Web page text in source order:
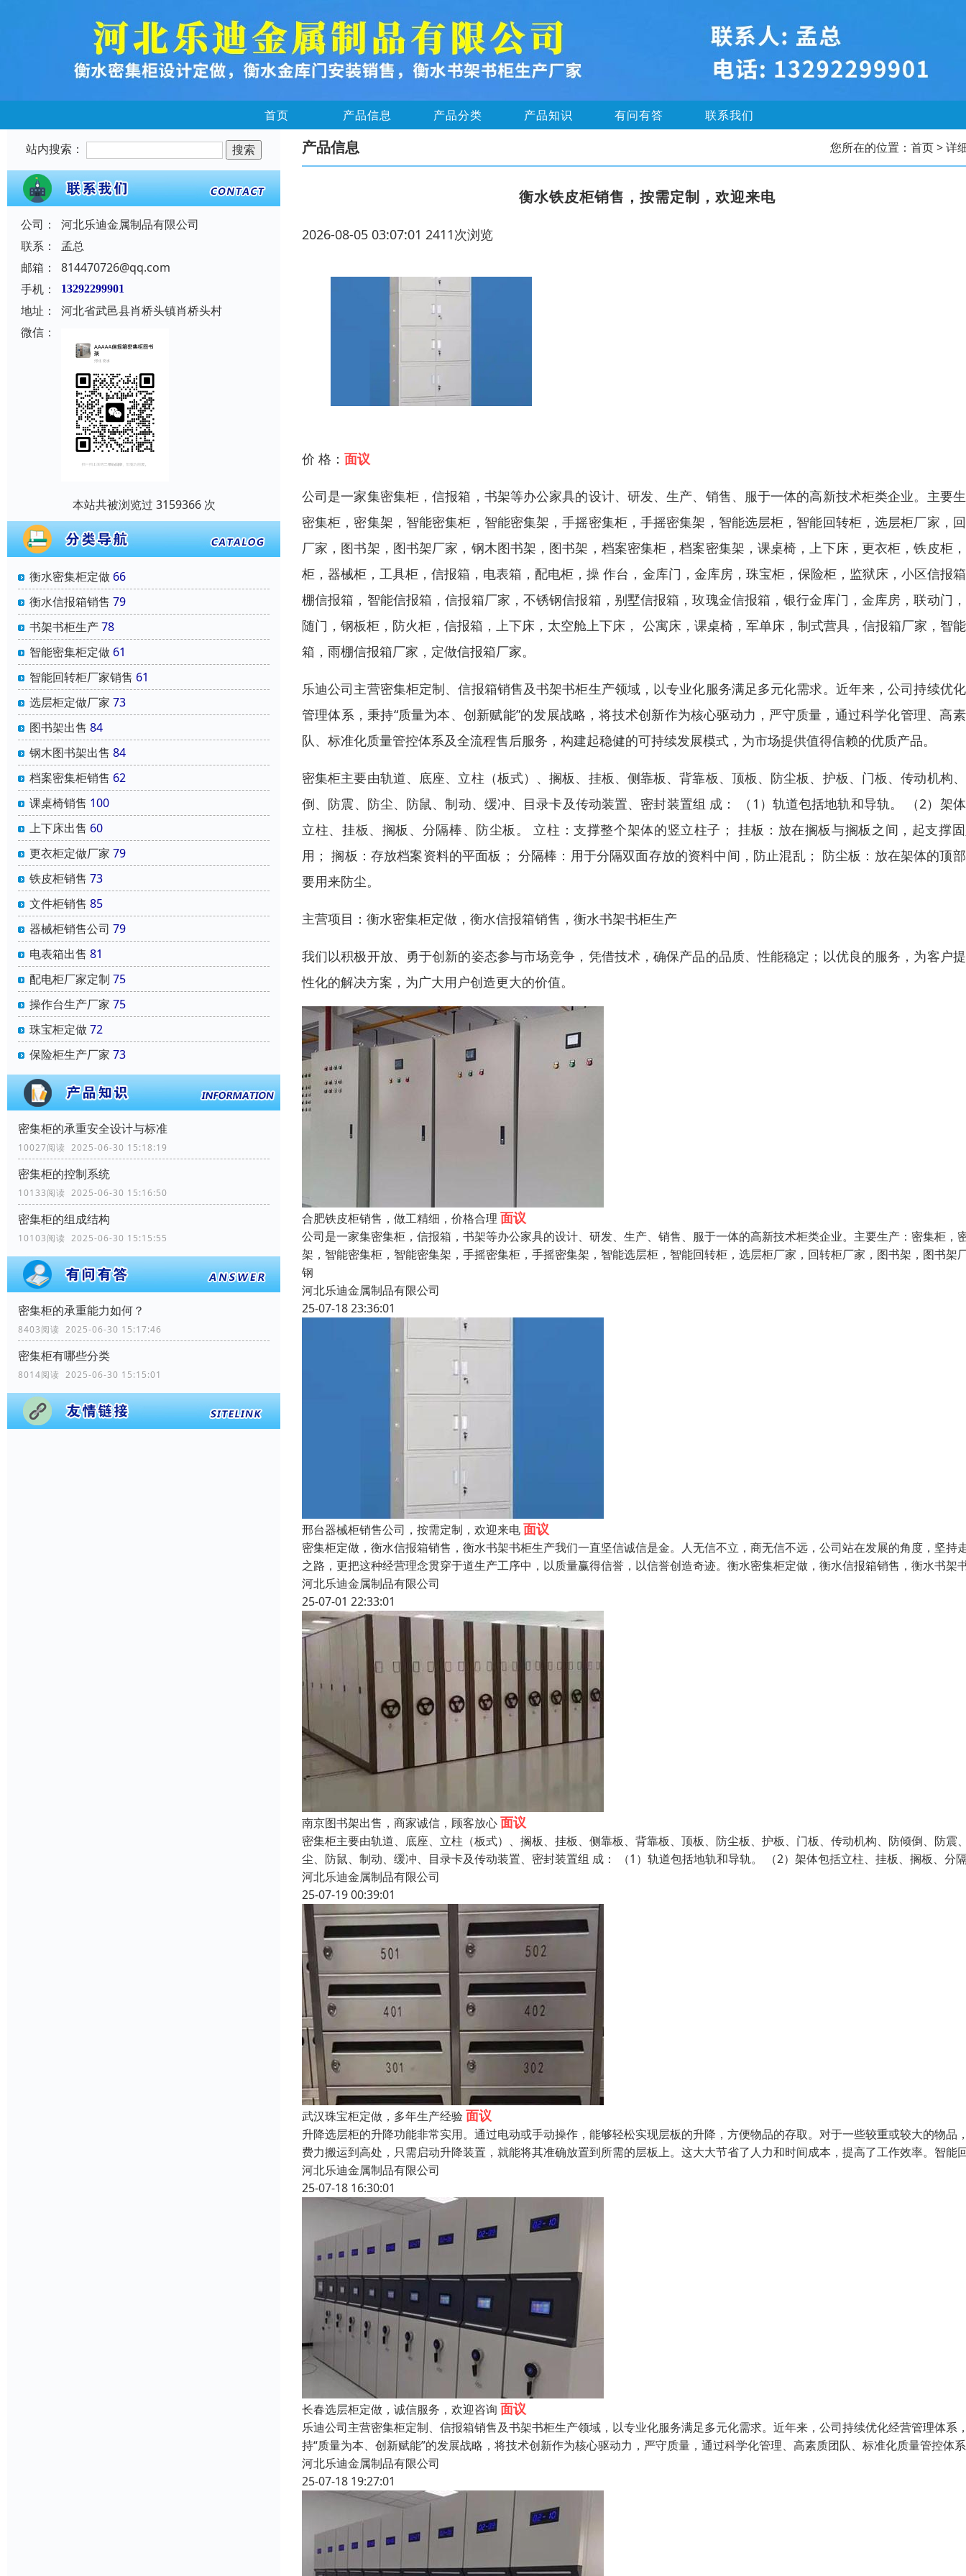
首页 产品信息 产品分类 产品知识 有问有答 联系我们
站内搜索：
公司：
河北乐迪金属制品有限公司
联系：
孟总
邮箱：
814470726@qq.com
手机：
13292299901
地址：
河北省武邑县肖桥头镇肖桥头村
微信：
本站共被浏览过 3159366 次
衡水密集柜定做 66
衡水信报箱销售 79
书架书柜生产78
智能密集柜定做 61
智能回转柜厂家销售 61
选层柜定做厂家 73
图书架出售 84
钢木图书架出售 84
档案密集柜销售 62
课桌椅销售 100
上下床出售 60
更衣柜定做厂家 79
铁皮柜销售 73
文件柜销售 85
器械柜销售公司 79
电表箱出售 81
配电柜厂家定制 75
操作台生产厂家 75
珠宝柜定做72
保险柜生产厂家 73
密集柜的承重安全设计与标准
10027阅读 2025-06-30 15:18:19
密集柜的控制系统
10133阅读 2025-06-30 15:16:50
密集柜的组成结构
10103阅读 2025-06-30 15:15:55
密集柜的承重能力如何？
8403阅读 2025-06-30 15:17:46
密集柜有哪些分类
8014阅读 2025-06-30 15:15:01
产品信息 您所在的位置： 首页> 详
衡水铁皮柜销售，按需定制，欢迎来电
2026-08-05 03:07:01 2411次浏览
价 格： 面议
公司是一家集密集柜，信报箱，书架等办公家具的设计、研发、生产、销售、服于一体的高新技术柜类企业。主要
密集柜，密集架，智能密集柜，智能密集架，手摇密集柜，手摇密集架，智能选层柜，智能回转柜，选层柜厂家，
厂家，图书架，图书架厂家，钢木图书架，图书架，档案密集柜，档案密集架，课桌椅，上下床，更衣柜，铁皮柜
柜，器械柜，工具柜，信报箱，电表箱，配电柜，操 作台，金库门，金库房，珠宝柜，保险柜，监狱床，小区信报
棚信报箱，智能信报箱，信报箱厂家，不锈钢信报箱，别墅信报箱，玫瑰金信报箱，银行金库门，金库房，联动门
随门，钢板柜，防火柜，信报箱，上下床，太空舱上下床， 公寓床，课桌椅，军单床，制式营具，信报箱厂家，智
箱，雨棚信报箱厂家，定做信报箱厂家。
乐迪公司主营密集柜定制、信报箱销售及书架书柜生产领域，以专业化服务满足多元化需求。近年来，公司持续优
管理体系，秉持“质量为本、创新赋能”的发展战略，将技术创新作为核心驱动力，严守质量，通过科学化管理、高
队、标准化质量管控体系及全流程售后服务，构建起稳健的可持续发展模式，为市场提供值得信赖的优质产品。
密集柜主要由轨道、底座、立柱（板式）、搁板、挂板、侧靠板、背靠板、顶板、防尘板、护板、门板、传动机构
倒、防震、防尘、防鼠、制动、缓冲、目录卡及传动装置、密封装置组 成： （1）轨道包括地轨和导轨。 （2）架
立柱、挂板、搁板、分隔棒、防尘板。 立柱：支撑整个架体的竖立柱子； 挂板：放在搁板与搁板之间，起支撑
用； 搁板：存放档案资料的平面板； 分隔棒：用于分隔双面存放的资料中间，防止混乱； 防尘板：放在架体的顶
要用来防尘。
主营项目：衡水密集柜定做，衡水信报箱销售，衡水书架书柜生产
我们以积极开放、勇于创新的姿态参与市场竞争，凭借技术，确保产品的品质、性能稳定；以优良的服务，为客户
性化的解决方案，为广大用户创造更大的价值。
合肥铁皮柜销售，做工精细，价格合理 面议
公司是一家集密集柜，信报箱，书架等办公家具的设计、研发、生产、销售、服于一体的高新技术柜类企业。主要生产：密集柜，
架，智能密集柜，智能密集架，手摇密集柜，手摇密集架，智能选层柜，智能回转柜，选层柜厂家，回转柜厂家，图书架，图书架
钢
河北乐迪金属制品有限公司
25-07-18 23:36:01
邢台器械柜销售公司，按需定制，欢迎来电面议
密集柜定做，衡水信报箱销售，衡水书架书柜生产我们一直坚信诚信是金。人无信不立，商无信不远，公司站在发展的角度，坚持
之路，更把这种经营理念贯穿于道生产工序中，以质量赢得信誉，以信誉创造奇迹。衡水密集柜定做，衡水信报箱销售，衡水书架
河北乐迪金属制品有限公司
25-07-01 22:33:01
南京图书架出售，商家诚信，顾客放心面议
密集柜主要由轨道、底座、立柱（板式）、搁板、挂板、侧靠板、背靠板、顶板、防尘板、护板、门板、传动机构、防倾倒、防震
尘、防鼠、制动、缓冲、目录卡及传动装置、密封装置组 成： （1）轨道包括地轨和导轨。 （2）架体包括立柱、挂板、搁板、分
河北乐迪金属制品有限公司
25-07-19 00:39:01
武汉珠宝柜定做，多年生产经验 面议
升降选层柜的升降功能非常实用。通过电动或手动操作，能够轻松实现层板的升降，方便物品的存取。对于一些较重或较大的物品
费力搬运到高处，只需启动升降装置，就能将其准确放置到所需的层板上。这大大节省了人力和时间成本，提高了工作效率。智能
河北乐迪金属制品有限公司
25-07-18 16:30:01
长春选层柜定做，诚信服务，欢迎咨询 面议
乐迪公司主营密集柜定制、信报箱销售及书架书柜生产领域，以专业化服务满足多元化需求。近年来，公司持续优化经营管理体系
持“质量为本、创新赋能”的发展战略，将技术创新作为核心驱动力，严守质量，通过科学化管理、高素质团队、标准化质量管控体
河北乐迪金属制品有限公司
25-07-18 19:27:01